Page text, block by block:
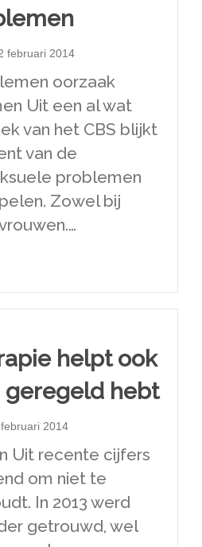
februari 2014
oorzaak
Uit een al wat
van het CBS blijkt
van de
problemen
Zowel bij
problemen oorzaak
helpt ook
geregeld hebt
2014
Uit recente cijfers
om niet te
In 2013 werd
getrouwd, wel